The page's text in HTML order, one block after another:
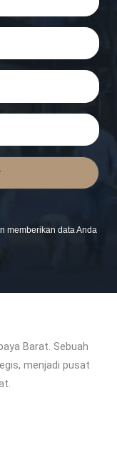
memberikan data Anda
Barat. Sebuah
menjadi pusat